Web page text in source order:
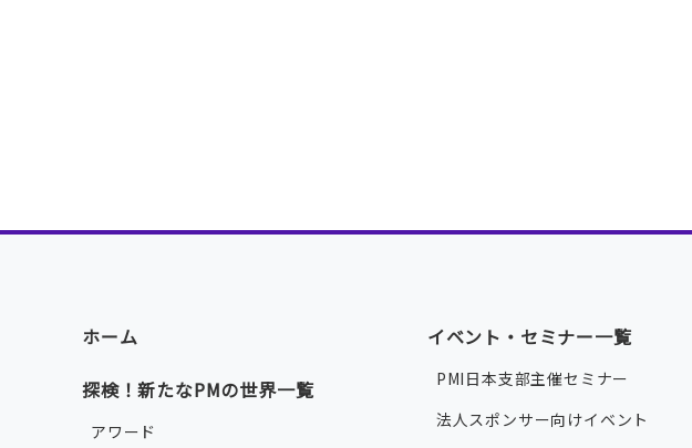
ホーム
探検！新たなPMの世界一覧
アワード
イベント・セミナー一覧
PMI日本支部主催セミナー
法人スポンサー向けイベント